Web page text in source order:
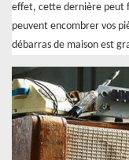
effet, cette dernière peut
peuvent encombrer vos
débarras de maison est